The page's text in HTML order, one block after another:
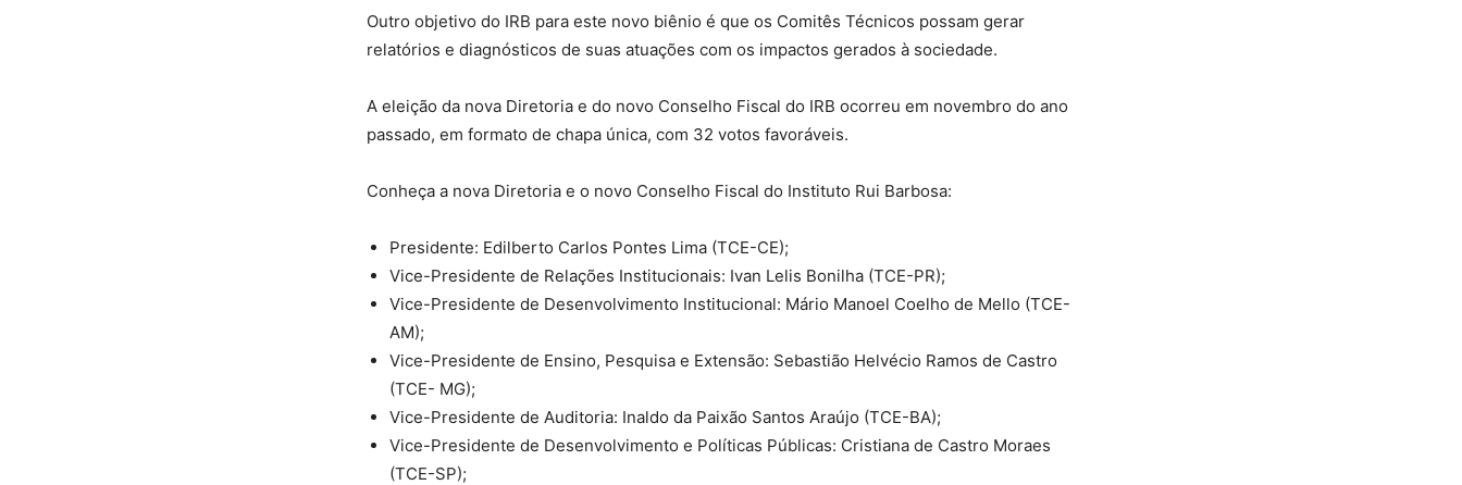
Outro objetivo do IRB para este novo biênio é que os Comitês Técnicos possam gerar
relatórios e diagnósticos de suas atuações com os impactos gerados à sociedade.
A eleição da nova Diretoria e do novo Conselho Fiscal do IRB ocorreu em novembro do ano
passado, em formato de chapa única, com 32 votos favoráveis.
Conheça a nova Diretoria e o novo Conselho Fiscal do Instituto Rui Barbosa:
Presidente: Edilberto Carlos Pontes Lima (TCE-CE);
Vice-Presidente de Relações Institucionais: Ivan Lelis Bonilha (TCE-PR);
Vice-Presidente de Desenvolvimento Institucional: Mário Manoel Coelho de Mello (TCE-
AM);
Vice-Presidente de Ensino, Pesquisa e Extensão: Sebastião Helvécio Ramos de Castro
(TCE- MG);
Vice-Presidente de Auditoria: Inaldo da Paixão Santos Araújo (TCE-BA);
Vice-Presidente de Desenvolvimento e Políticas Públicas: Cristiana de Castro Moraes
(TCE-SP);